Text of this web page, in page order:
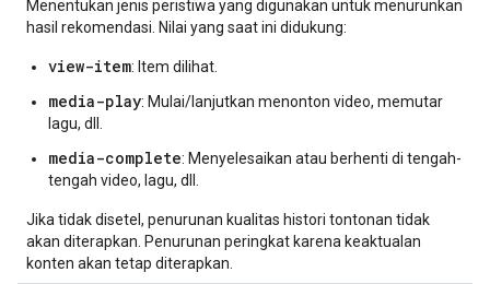
Menentukan jenis peristiwa yang digunakan untuk menurunkan
hasil rekomendasi. Nilai yang saat ini didukung:
view-item: Item dilihat.
media-play: Mulai/lanjutkan menonton video, memutar
lagu, dll.
media-complete: Menyelesaikan atau berhenti di tengah-
tengah video, lagu, dll.
Jika tidak disetel, penurunan kualitas histori tontonan tidak
akan diterapkan. Penurunan peringkat karena keaktualan
konten akan tetap diterapkan.